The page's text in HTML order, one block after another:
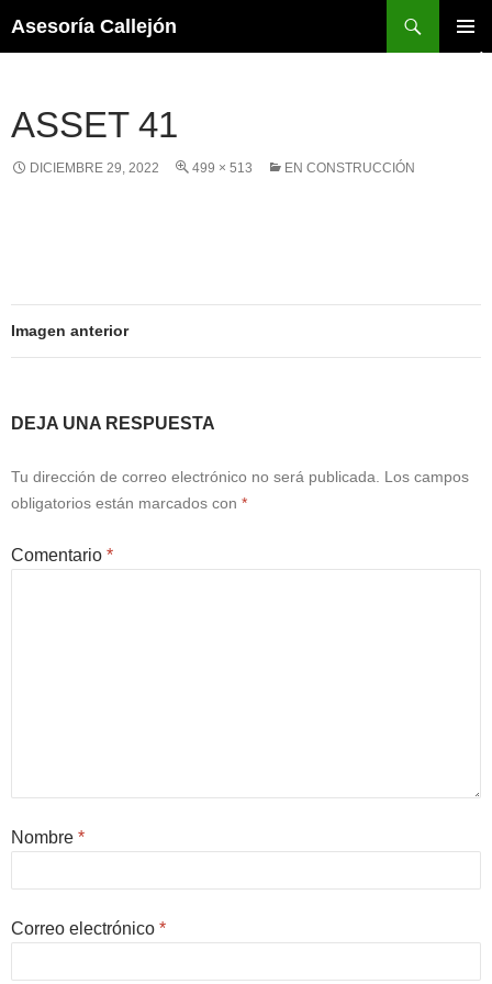
Asesoría Callejón
ASSET 41
DICIEMBRE 29, 2022 499 × 513 EN CONSTRUCCIÓN
Imagen anterior
DEJA UNA RESPUESTA
Tu dirección de correo electrónico no será publicada.
Los campos
obligatorios están marcados con *
Comentario *
Nombre *
Correo electrónico *